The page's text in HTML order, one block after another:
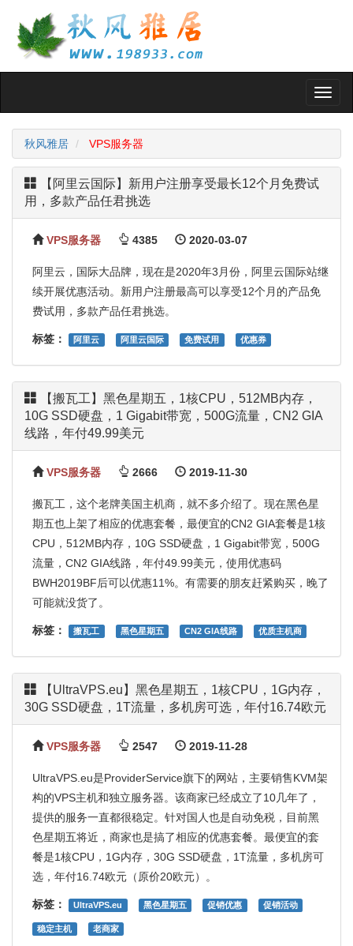
秋风雅居 VPS服务器
【阿里云国际】新用户注册享受最长12个月免费试
用，多款产品任君挑选
VPS服务器 4385 2020-03-07
阿里云，国际大品牌，现在是2020年3月份，阿里云国际站继
续开展优惠活动。新用户注册最高可以享受12个月的产品免
费试用，多款产品任君挑选。
标签： 阿里云 阿里云国际 免费试用 优惠券
【搬瓦工】黑色星期五，1核CPU，512MB内存，
10G SSD硬盘，1 Gigabit带宽，500G流量，CN2 GIA
线路，年付49.99美元
VPS服务器 2666 2019-11-30
搬瓦工，这个老牌美国主机商，就不多介绍了。现在黑色星
期五也上架了相应的优惠套餐，最便宜的CN2 GIA套餐是1核
CPU，512MB内存，10G SSD硬盘，1 Gigabit带宽，500G
流量，CN2 GIA线路，年付49.99美元，使用优惠码
BWH2019BF后可以优惠11%。有需要的朋友赶紧购买，晚了
可能就没货了。
标签： 搬瓦工 黑色星期五 CN2 GIA线路 优质主机商
【UltraVPS.eu】黑色星期五，1核CPU，1G内存，
30G SSD硬盘，1T流量，多机房可选，年付16.74欧元
VPS服务器 2547 2019-11-28
UltraVPS.eu是ProviderService旗下的网站，主要销售KVM架
构的VPS主机和独立服务器。该商家已经成立了10几年了，
提供的服务一直都很稳定。针对国人也是自动免税，目前黑
色星期五将近，商家也是搞了相应的优惠套餐。最便宜的套
餐是1核CPU，1G内存，30G SSD硬盘，1T流量，多机房可
选，年付16.74欧元（原价20欧元）。
标签： UltraVPS.eu 黑色星期五 促销优惠 促销活动
稳定主机 老商家